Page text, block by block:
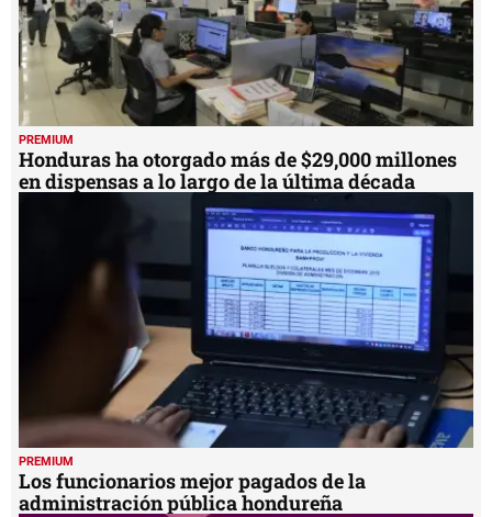
PREMIUM
Honduras ha otorgado más de $29,000 millones
en dispensas a lo largo de la última década
PREMIUM
Los funcionarios mejor pagados de la
administración pública hondureña